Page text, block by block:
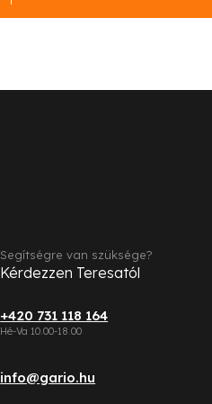
info@gario.hu
+420 731 118 164
Segítségre van szüksége?
Kérdezzen Teresatól